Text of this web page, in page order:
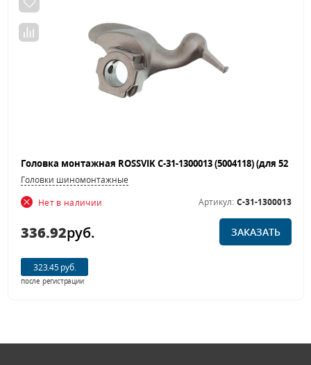
Головки шиномонтажные
Нет в наличии
Артикул: C-31-1300013
336.92руб. ЗАКАЗАТЬ
323.45 руб.
после регистрации